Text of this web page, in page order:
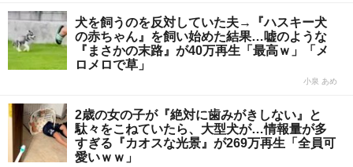
犬を飼うのを反対していた夫→『ハスキー犬
の赤ちゃん』を飼い始めた結果…嘘のような
『まさかの末路』が40万再生「最高ｗ」「メ
ロメロで草」
小泉 あめ
2歳の女の子が『絶対に歯みがきしない』と
駄々をこねていたら、大型犬が…情報量が多
すぎる『カオスな光景』が269万再生「全員可
愛いｗｗ」